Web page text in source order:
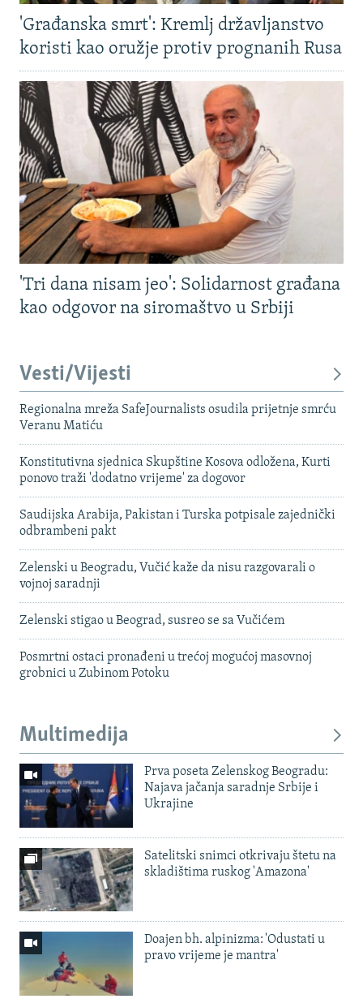
'Građanska smrt': Kremlj državljanstvo
koristi kao oružje protiv prognanih Rusa
'Tri dana nisam jeo': Solidarnost građana
kao odgovor na siromaštvo u Srbiji
Vesti/Vijesti
Regionalna mreža SafeJournalists osudila prijetnje smrću
Veranu Matiću
Konstitutivna sjednica Skupštine Kosova odložena, Kurti
ponovo traži 'dodatno vrijeme' za dogovor
Saudijska Arabija, Pakistan i Turska potpisale zajednički
odbrambeni pakt
Zelenski u Beogradu, Vučić kaže da nisu razgovarali o
vojnoj saradnji
Zelenski stigao u Beograd, susreo se sa Vučićem
Posmrtni ostaci pronađeni u trećoj mogućoj masovnoj
grobnici u Zubinom Potoku
Multimedija
Prva poseta Zelenskog Beogradu:
Najava jačanja saradnje Srbije i
Ukrajine
Satelitski snimci otkrivaju štetu na
skladištima ruskog 'Amazona'
Doajen bh. alpinizma: 'Odustati u
pravo vrijeme je mantra'